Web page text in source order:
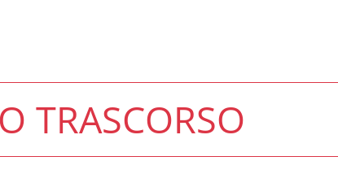
TRASCORSO